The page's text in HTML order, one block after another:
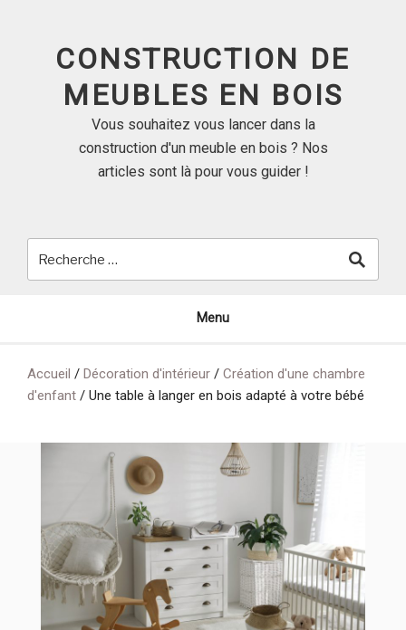
CONSTRUCTION DE
MEUBLES EN BOIS
Vous souhaitez vous lancer dans la
construction d'un meuble en bois ? Nos
articles sont là pour vous guider !
Menu
Accueil / Décoration d'intérieur / Création d'une chambre
d'enfant / Une table à langer en bois adapté à votre bébé